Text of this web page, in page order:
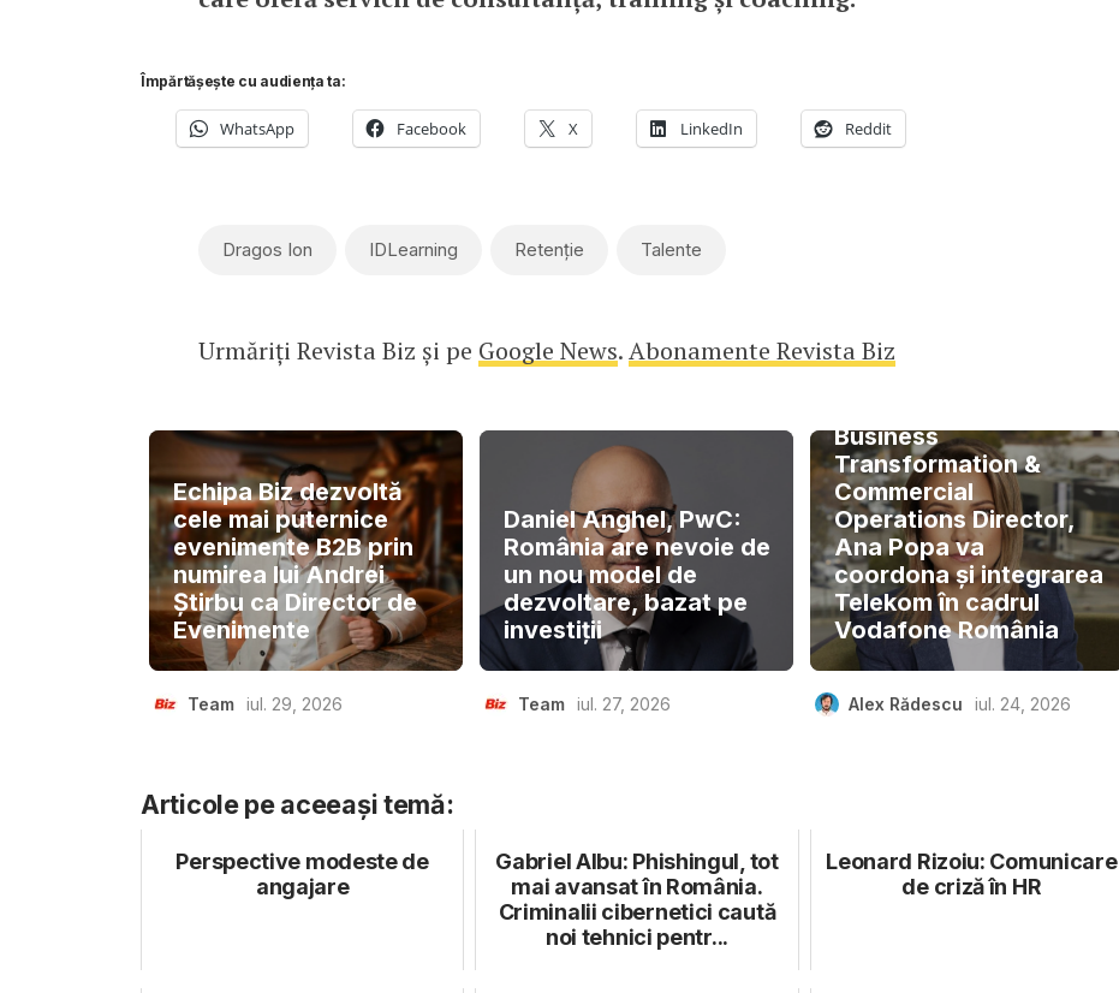
Împărtășește cu audiența ta:
WhatsApp Facebook X LinkedIn Reddit
Dragos Ion IDLearning Retenție Talente
Urmăriți Revista Biz și pe Google News.Abonamente Revista Biz
Echipa Biz dezvoltă
cele mai puternice
evenimente B2B prin
numirea lui Andrei
Știrbu ca Director de
Evenimente
Team iul. 29, 2026
Daniel Anghel, PwC:
România are nevoie de
un nou model de
dezvoltare, bazat pe
investiții
Team iul. 27, 2026
Business
Transformation &
Commercial
Operations Director,
Ana Popa va
coordona și integrarea
Telekom în cadrul
Vodafone România
Alex Rădescu iul. 24, 2026
Articole pe aceeași temă:
Perspective modeste de
angajare
Gabriel Albu: Phishingul, tot
mai avansat în România.
Criminalii cibernetici caută
noi tehnici pentr...
Leonard Rizoiu: Comunicare
de criză în HR